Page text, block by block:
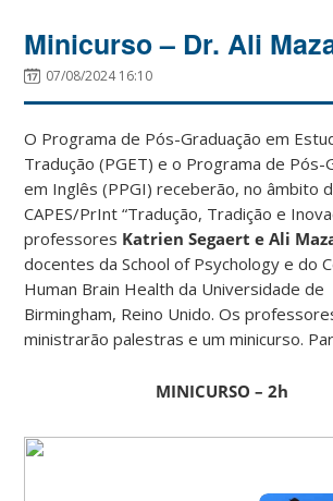
Minicurso – Dr. Ali
07/08/2024 16:10
O Programa de Pós-Graduação em
Tradução (PGET) e o Programa de Pós-
em Inglês (PPGI) receberão, no âmbito
CAPES/PrInt “Tradução, Tradição e
professores Katrien Segaert e Ali
docentes da School of Psychology e do
Human Brain Health da Universidade de
Birmingham, Reino Unido. Os
ministrarão palestras e um minicurso.
MINICURSO – 2h